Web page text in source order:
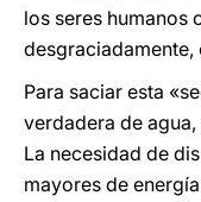
los seres humanos
Para saciar esta
verdadera de
La necesidad de
mayores de